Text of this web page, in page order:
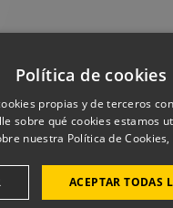
Política de cookies
propias y de terceros
sobre qué cookies estamos
nuestra Política de Cookies,
ACEPTAR TODAS